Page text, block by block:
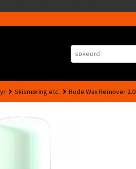
innholdet
Skismøring etc. Rode Wax Remover